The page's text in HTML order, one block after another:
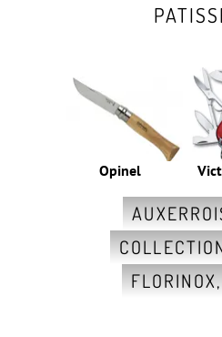
Opinel